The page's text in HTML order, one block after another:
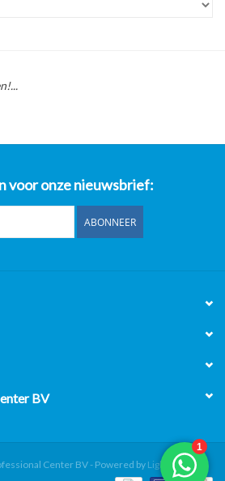
voor onze nieuwsbrief:
ABONNEER
BV
Center BV - Powered by Lightspeed